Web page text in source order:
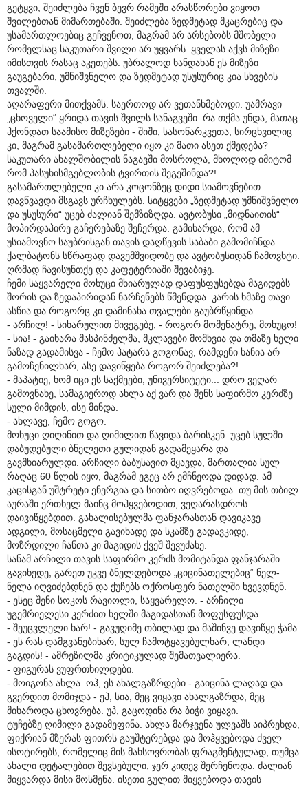
გეტყვი, შეიძლება ჩვენ ბევრ რამეში არასწორები ვიყოთ
შვილებთან მიმართებაში. შეიძლება ზედმეტად მკაცრებიც და
უსამართლოებიც გეჩვენოთ, მაგრამ არ არსებობს მშობელი
რომელსაც საკუთარი შვილი არ უყვარს. ყველას აქვს მიზეზი
იმისთვის რასაც აკეთებს. უბრალოდ ხანდახან ეს მიზეზი
გაუგებარი, უმნიშვნელო და ზედმეტად უსუსურიც კია სხვების
თვალში.
აღარაფერი მითქვამს. საერთოდ არ ვეთანხმებოდი. უამრავი
„ცხოველი“ ყრიდა თავის შვილს სანაგვეში. რა თქმა უნდა, მათაც
ჰქონდათ საამისო მიზეზები - შიში, სასოწარკვეთა, სირცხვილიც
კი, მაგრამ გასამართლებელი იყო კი მათი ასეთ ქმედება?
საკუთარი ახალშობილის ნაგავში მოსროლა, მხოლოდ იმიტომ
რომ პასუხისმგებლობის ტვირთის შეგეშინდა?!
გასამართლებელი კი არა კოცონზეც დიდი სიამოვნებით
დავწვავდი მსგავს ურჩხულებს. სიტყვები „ზედმეტად უმნიშვნელო
და უსუსური“ უცებ ძალიან შემზიზღდა. ავტობუსი „მიდნაითის“
მოპირდაპირე გაჩერებაზე შეჩერდა. გამიხარდა, რომ ამ
უსიამოვნო საუბრისგან თავის დაღწევის საბაბი გამომიჩნდა.
ქალბატონს სწრაფად დავემშვიდობე და ავტობუსიდან ჩამოვხტი.
ღრმად ჩავისუნთქე და კაფეტერიაში შევაბიჯე.
ჩემი საყვარელი მოხუცი მხიარულად დაფუსფუსებდა მაგიდებს
შორის და ზედაპირიდან ნარჩენებს წმენდდა. კარის ხმაზე თავი
ასწია და როგორც კი დამინახა თვალები გაუბრწყინდა.
- არჩილ! - სიხარულით მივეგებე, - როგორ მომენატრე, მოხუცო!
- სია! - გაიხარა მასპინძელმა, მკლავები მომხვია და თმაზე ხელი
ნაზად გადამისვა - ჩემო პატარა გოგონავ, რამდენი ხანია არ
გამოჩენილხარ, ასე დავიწყება როგორ შეიძლება?!
- მაპატიე, ხომ იცი ეს საქმეები, უნივერსიტეტი... დრო ვეღარ
გამოვნახე, სამაგიეროდ ახლა აქ ვარ და შენს საფირმო კერძზე
სული მიმდის, ისე მინდა.
- ახლავე, ჩემო გოგო.
მოხუცი ღიღინით და ღიმილით წავიდა ბარისკენ. უცებ სულში
დაბუდებული ბნელეთი გულიდან გადამეყარა და
გავმხიარულდი. არჩილი ბაბუსავით მყავდა, მართალია სულ
რაღაც 60 წლის იყო, მაგრამ ეგეც არ ემჩნეოდა დიდად. ამ
კაცისგან უშტრეტი ენერგია და სითბო იღვრებოდა. თუ მის თბილ
აურაში ერთხელ მაინც მოჰყვებოდით, ვეღარასდროს
დაივიწყებდით. გახალისებულმა ფანჯარასთან დავიკავე
ადგილი, მოსაცმელი გავიხადე და სკამზე გადავკიდე,
მოზრდილი ჩანთა კი მაგიდის ქვეშ შევუძახე.
სანამ არჩილი თავის საფირმო კერძს მომიტანდა ფანჯარაში
გავიხედე, გარეთ უკვე ბნელდებოდა „ციცინათელებიც“ ნელ-
ნელა იღვიძებდნენ და ქუჩებს ოქროსფერ ნათელში ხვევდნენ.
- ესეც შენი სოკოს რავიოლი, საყვარელო. - არჩილი
უგემრიელესი კერძით ხელში მაგიდასთან მოფუსფუსდა.
- შეუცვლელი ხარ! - გავუღიმე თბილად და მაშინვე დავიწყე ჭამა.
- ეს რას დამგვანებიხარ, სულ ჩამოტყავებულხარ, ლანდი
გაგდის! - ამრეზილმა კრიტიკულად შემათვალიერა.
- ფიგურას ვუფრთხილდები.
- მოიგონა ახლა. ოჰ, ეს ახალგაზრდები - გაიცინა ლაღად და
გვერდით მომიჯდა - ეჰ, სია, მეც ვიყავი ახალგაზრდა, მეც
მიხაროდა ცხოვრება. უჰ, გაცოდინა რა ბიჭი ვიყავი.
ტუჩებზე ღიმილი გადამეფინა. ახლა მარჯვენა ულვაშს აიპრეხდა,
ფიქრიან მზერას ფითრს გაუშტერებდა და მოჰყვებოდა ძველ
ისოტირებს, რომელიც მის მახსოვრობას ფრაგმენტულად, თუმცა
ახალი დეტალებით შევსებული, ჯერ კიდევ შერჩენოდა. ძალიან
მიყვარდა მისი მოსმენა. ისეთი გულით მიყვებოდა თავის